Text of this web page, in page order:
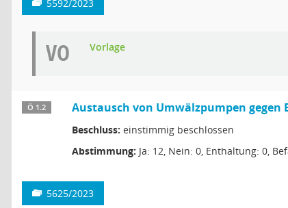
5592/2023
VO Vorlage
Ö 1.2 Austausch von Umwälzpumpen
Beschluss: einstimmig beschlossen
Abstimmung: Ja: 12, Nein: 0, Enthaltung: 0,
5625/2023